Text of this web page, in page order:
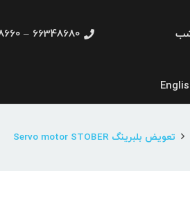
66348680 – 66348660
تعویض بلبرینگ Servo motor STOBER